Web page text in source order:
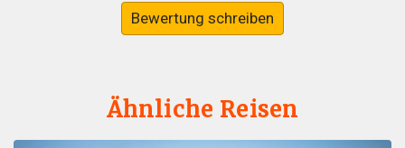
Bewertung schreiben
Ähnliche Reisen